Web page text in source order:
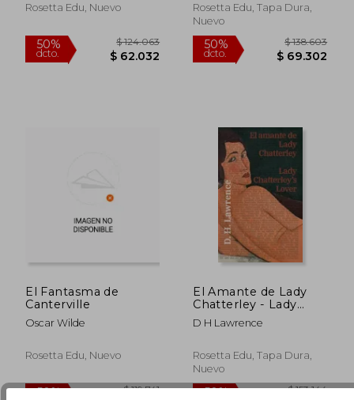
dcto. $ 72.495 dcto. $
Rosetta Edu, Nuevo
Rosetta Edu, Tapa Dura,
Nuevo
El Fantasma de
Canterville
Oscar Wilde
Rosetta Edu, Nuevo
El Amante de Lady
Chatterley - Lady
Chatterley's Lover
D H Lawrence
Rosetta Edu, Tapa Dura,
Nuevo